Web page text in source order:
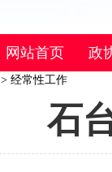
网站首页 政
> 经常性工作
石